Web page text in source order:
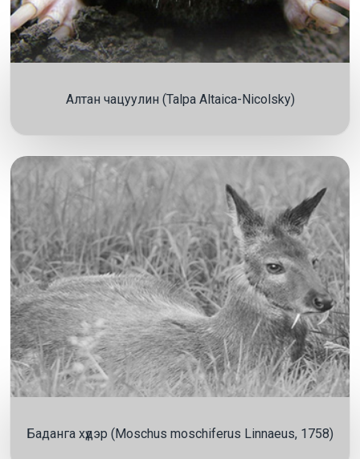
Алтан чацуулин (Talpa Altaica-Nicolsky)
Баданга хүдэр (Moschus moschiferus Linnaeus, 1758)